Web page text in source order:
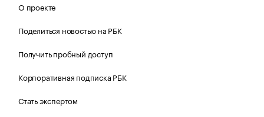
О проекте
Поделиться новостью на РБК
Получить пробный доступ
Корпоративная подписка РБК
Стать экспертом